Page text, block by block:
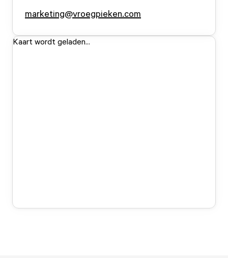
marketing@vroegpieken.com
Kaart wordt geladen...